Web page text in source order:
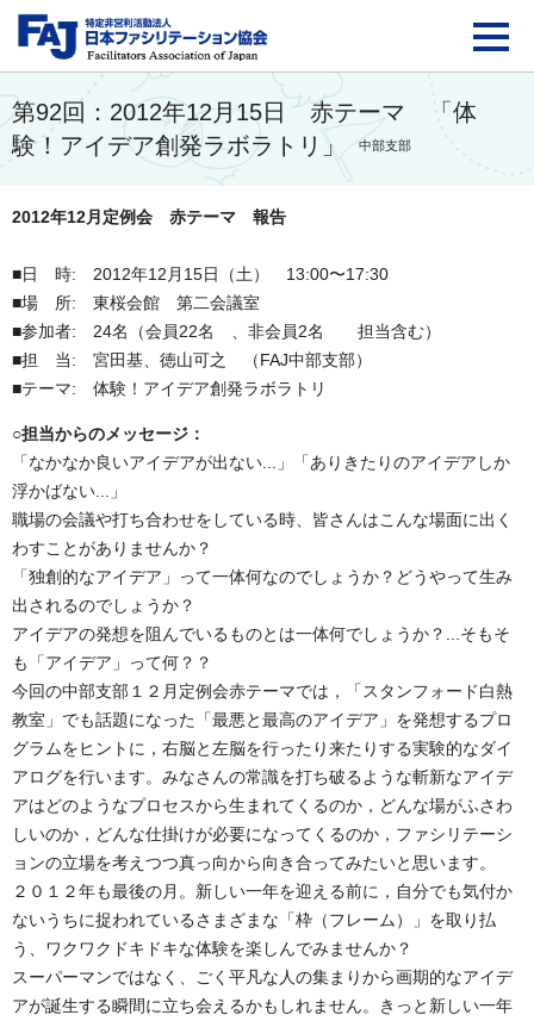
FAJ：特定非営利活動
第92回：2012年12月15日 赤テーマ 「体
験！アイデア創発ラボラトリ」
中部支部
2012年12月定例会 赤テーマ 報告
■日 時: 2012年12月15日（土） 13:00〜17:30
■場 所: 東桜会館 第二会議室
■参加者: 24名（会員22名 、非会員2名 担当含む）
■担 当: 宮田基、徳山可之 （FAJ中部支部）
■テーマ: 体験！アイデア創発ラボラトリ
○担当からのメッセージ：
「なかなか良いアイデアが出ない...」「ありきたりのアイデアしか
浮かばない...」
職場の会議や打ち合わせをしている時、皆さんはこんな場面に出く
わすことがありませんか？
「独創的なアイデア」って一体何なのでしょうか？どうやって生み
出されるのでしょうか？
アイデアの発想を阻んでいるものとは一体何でしょうか？...そもそ
も「アイデア」って何？？
今回の中部支部１２月定例会赤テーマでは，「スタンフォード白熱
教室」でも話題になった「最悪と最高のアイデア」を発想するプロ
グラムをヒントに，右脳と左脳を行ったり来たりする実験的なダイ
アログを行います。みなさんの常識を打ち破るような斬新なアイデ
アはどのようなプロセスから生まれてくるのか，どんな場がふさわ
しいのか，どんな仕掛けが必要になってくるのか，ファシリテーシ
ョンの立場を考えつつ真っ向から向き合ってみたいと思います。
２０１２年も最後の月。新しい一年を迎える前に，自分でも気付か
ないうちに捉われているさまざまな「枠（フレーム）」を取り払
う、ワクワクドキドキな体験を楽しんでみませんか？
スーパーマンではなく、ごく平凡な人の集まりから画期的なアイデ
アが誕生する瞬間に立ち会えるかもしれません。きっと新しい一年